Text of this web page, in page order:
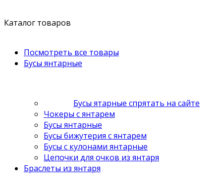
Каталог товаров
Посмотреть все товары
Бусы янтарные
Бусы ятарные спрятать на сайте
Чокеры с янтарем
Бусы янтарные
Бусы бижутерия с янтарем
Бусы с кулонами янтарные
Цепочки для очков из янтаря
Браслеты из янтаря